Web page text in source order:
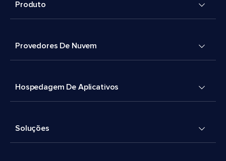
Produto
Provedores De Nuvem
Hospedagem De Aplicativos
Soluções